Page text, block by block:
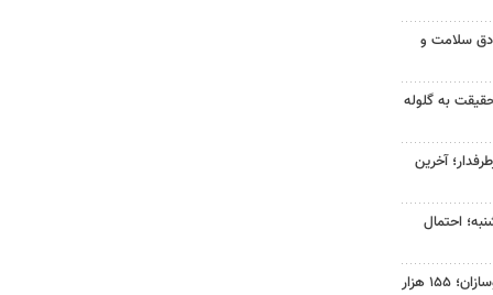
سلامت و
به گلوله
آخرین
احتمال
افت ۳۴ درصدی فروش خودروسازان؛ ۱۵۵ هزار